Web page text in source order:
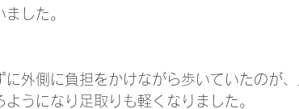
した。
外側に負担をかけながら歩いていたのが
うになり足取りも軽くなりました。